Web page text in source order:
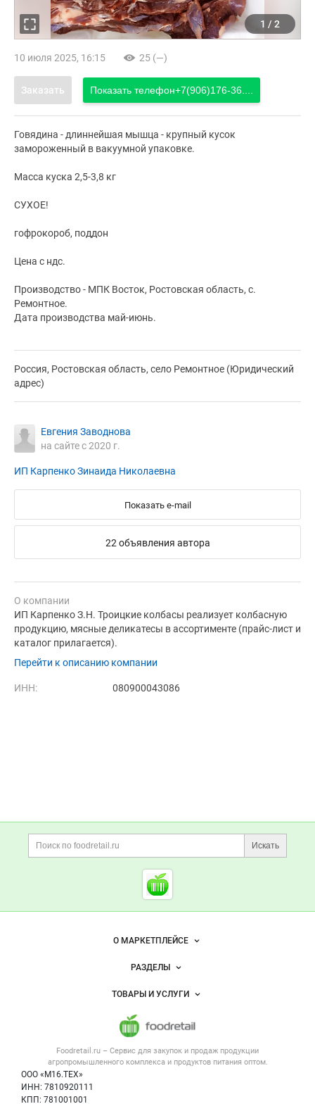
1 / 2
10 июля 2025, 16:15 25 (—)
Заказать Показать телефон+7(906)176-36....
Говядина - длиннейшая мышца - крупный кусок
замороженный в вакуумной упаковке.
Масса куска 2,5-3,8 кг
СУХОЕ!
гофрокороб, поддон
Цена с ндс.
Производство - МПК Восток, Ростовская область, с.
Ремонтное.
Дата производства май-июнь.
Россия, Ростовская область, село Ремонтное (Юридический
адрес)
Евгения Заводнова
на сайте с 2020 г.
ИП Карпенко Зинаида Николаевна
Показать e-mail
22 объявления автора
О компании
ИП Карпенко З.Н. Троицкие колбасы реализует колбасную
продукцию, мясные деликатесы в ассортименте (прайс-лист и
каталог прилагается).
Перейти к описанию компании
ИНН: 080900043086
Дополнительная информация
Поиск по сайту и
Искать
Cсылки на полезные
Foodretail.ru
— продукты
Важные разделы и контакты
Foodretail.ru – Сервис для закупок и продаж продукции
агропромышленного комплекса и продуктов питания оптом.
ООО «М16.ТЕХ»
ИНН: 7810920111
КПП: 781001001
Навигация по сайтуО МАРКЕТПЛЕЙСЕ
Новости Foodretail.ru
Размещение рекламы
Публичная оферта
Контактная информация
Политика обработки персональных данных
РАЗДЕЛЫ
Объявления
Новости рынка
Вакансии
ТОВАРЫ И УСЛУГИ
Напитки, соки, вода
Оборудование для пищепрома